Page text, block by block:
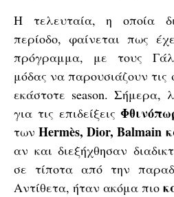
Η τελευταία, η οποία
περίοδο, φαίνεται πως
πρόγραμμα, με τους
μόδας να παρουσιάζουν τις
εκάστοτε season. Σήμερα,
για τις επιδείξεις
τωνHermès, Dior, Balmain
αν και διεξήχθησαν
σε τίποτα από την
Αντίθετα, ήταν ακόμα πιο